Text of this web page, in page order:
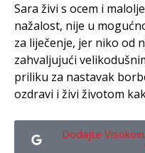
Sara živi s ocem i
nažalost, nije u
za liječenje, jer niko od
zahvaljujući
priliku za nastavak
ozdravi i živi životom
Dodajte